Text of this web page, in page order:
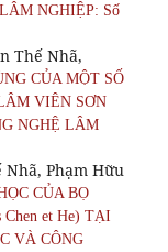
NGHIỆP: Số
Thế Nhã,
CỦA MỘT SỐ
VIÊN SƠN
NGHỆ LÂM
Phạm Hữu
CỦA BỌ
et He) TẠI
VÀ CÔNG